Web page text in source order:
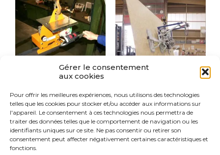
Gérer le consentement
aux cookies
Pour offrir les meilleures expériences, nous utilisons des technologies
telles que les cookies pour stocker et/ou accéder aux informations sur
l'appareil. Le consentement à ces technologies nous permettra de
traiter des données telles que le comportement de navigation ou les
identifiants uniques sur ce site. Ne pas consentir ou retirer son
consentement peut affecter négativement certaines caractéristiques et
fonctions.
PALONNIER À
VENTOUSES
POUR POUTRE
(MÉTAL)
PALONNIER À
VENTOUSES
POUR PLAQUES
ET PANNEAUX
BOIS